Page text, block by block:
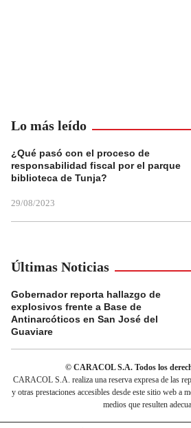
Lo más leído
¿Qué pasó con el proceso de
responsabilidad fiscal por el parque
biblioteca de Tunja?
29/08/2023
Últimas Noticias
Gobernador reporta hallazgo de
explosivos frente a Base de
Antinarcóticos en San José del
Guaviare
© CARACOL S.A. Todos los
CARACOL S.A. realiza una reserva expresa de las
y otras prestaciones accesibles desde este sitio web a
medios que resulten